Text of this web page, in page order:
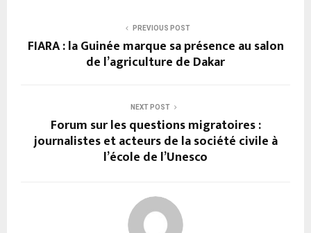
PREVIOUS POST
FIARA : la Guinée marque sa présence au salon
de l’agriculture de Dakar
NEXT POST
Forum sur les questions migratoires :
journalistes et acteurs de la société civile à
l’école de l’Unesco